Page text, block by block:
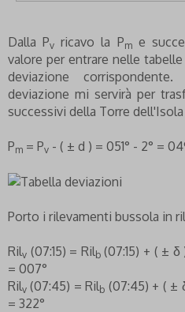
Dalla Pv ricavo la Pme
valore per entrare nelle
deviazione
deviazione mi servirà per
successivi della Torre
Pm = Pv - ( ± d ) = 051° - 2° =
Porto i rilevamenti bussola in
Rilv (07:15) = Rilb(07:15) + ( ± δ
= 007°
Rilv (07:45) = Rilb (07:45) + ( ±
= 322°